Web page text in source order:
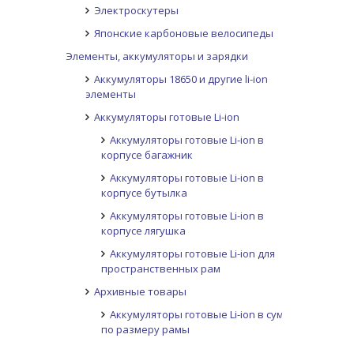
Электроскутеры
Японские карбоновые велосипеды
Элементы, аккумуляторы и зарядки
Аккумуляторы 18650 и другие li-ion
элементы
Аккумуляторы готовые Li-ion
Аккумуляторы готовые Li-ion в
корпусе багажник
Аккумуляторы готовые Li-ion в
корпусе бутылка
Аккумуляторы готовые Li-ion в
корпусе лягушка
Аккумуляторы готовые Li-ion для
пространственных рам
Архивные товары
Аккумуляторы готовые Li-ion в сумке
по размеру рамы